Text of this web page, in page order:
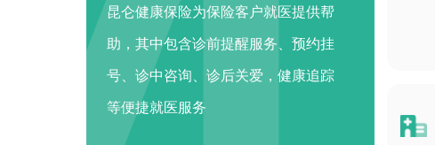
昆仑健康保险为保险客户就医提供帮
助，其中包含诊前提醒服务、预约挂
号、诊中咨询、诊后关爱，健康追踪
等便捷就医服务